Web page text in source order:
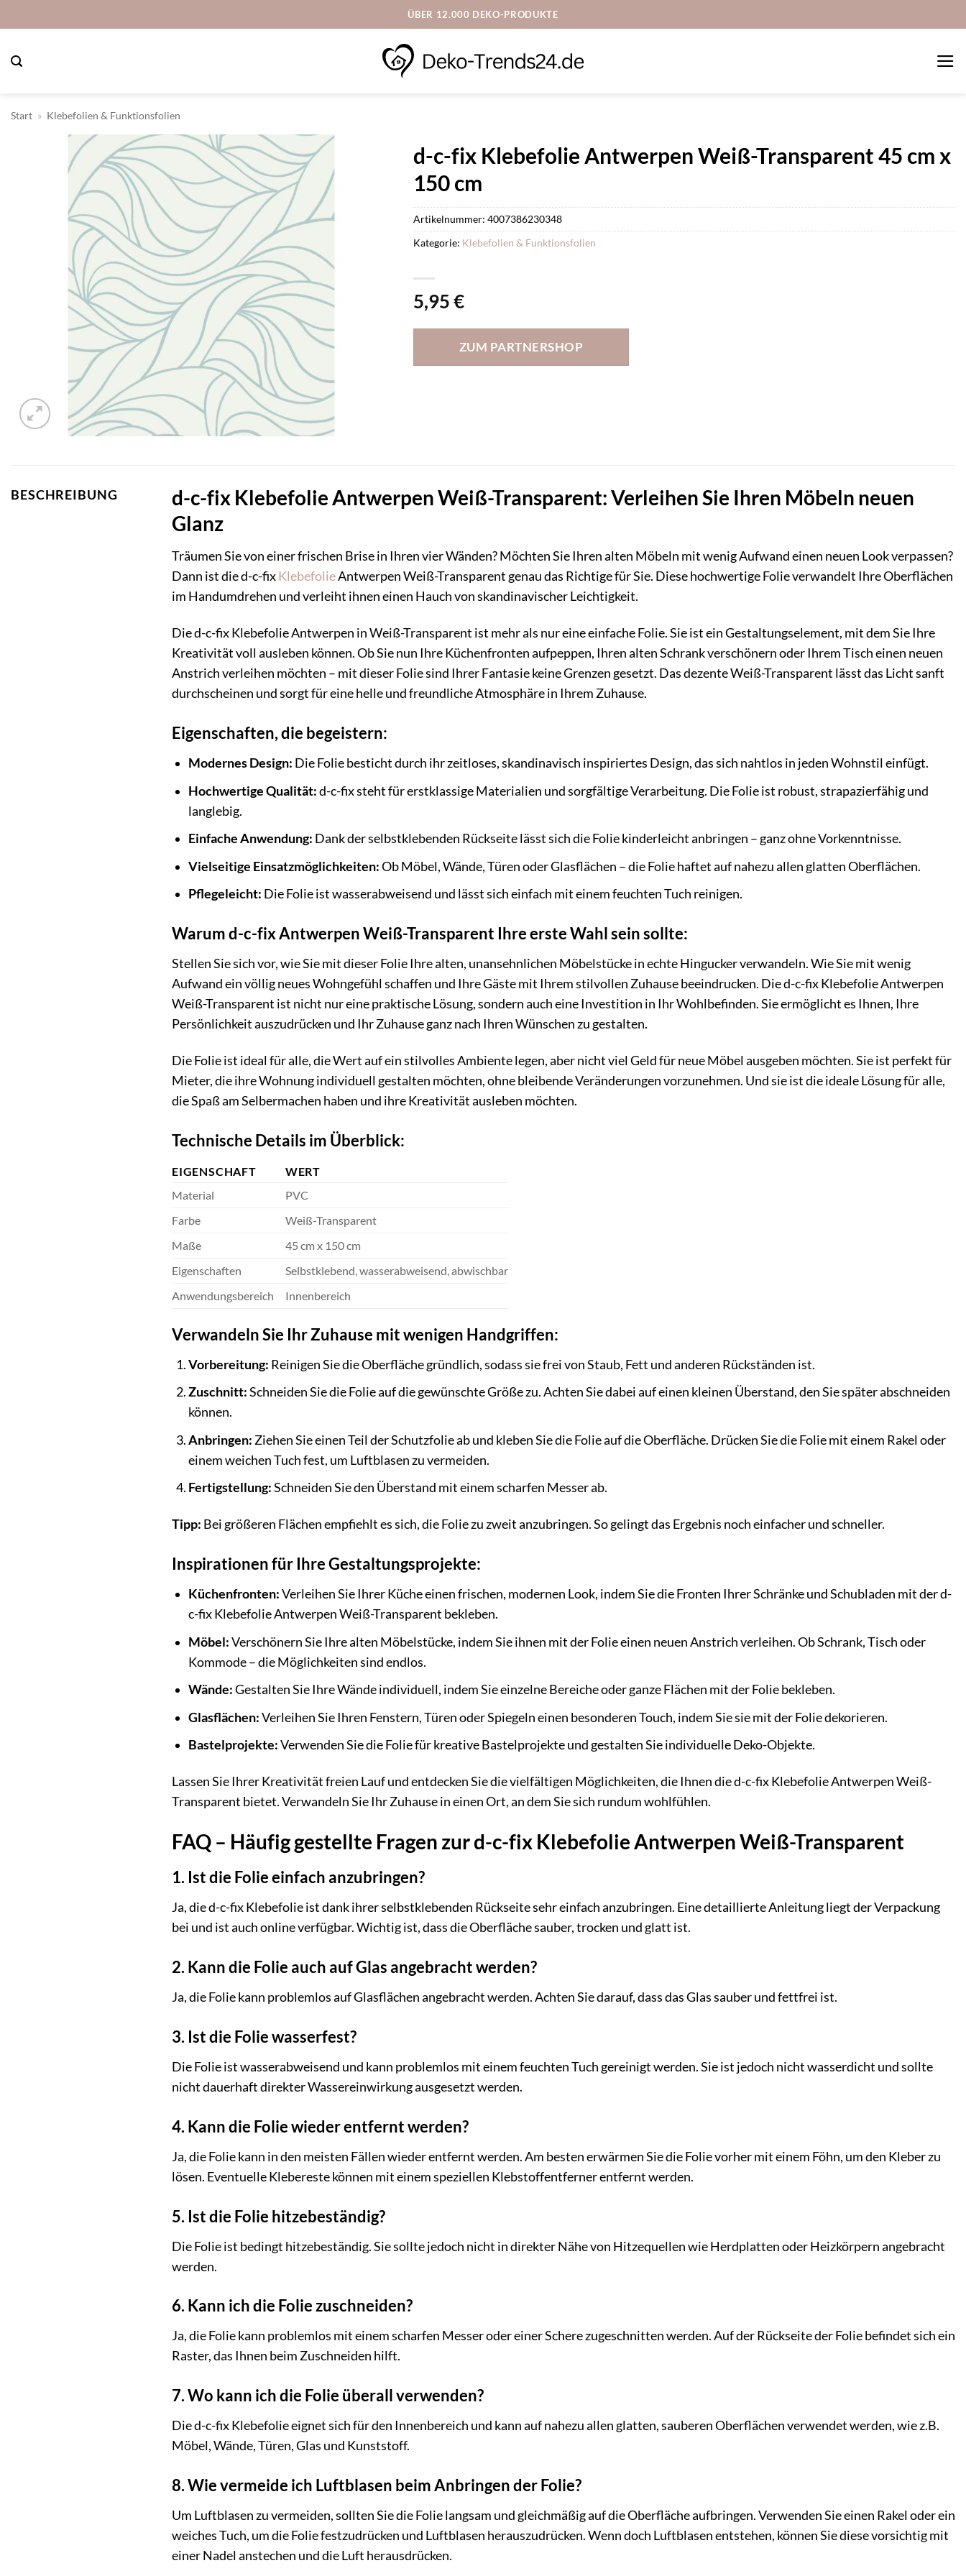
Inhalt
ÜBER 12.000 DEKO-PRODUKTE
Start » Klebefolien & Funktionsfolien
d-c-fix Klebefolie Antwerpen Weiß-Transparent 45 cm x
150 cm
5,95€
ZUM PARTNERSHOP
Artikelnummer: 4007386230348
Kategorie: Klebefolien & Funktionsfolien
BESCHREIBUNG
d-c-fix Klebefolie Antwerpen Weiß-Transparent: Verleihen Sie Ihren Möbeln neuen
Glanz
Träumen Sie von einer frischen Brise in Ihren vier Wänden? Möchten Sie Ihren alten Möbeln mit wenig Aufwand einen neuen Look verpassen?
Dann ist die d-c-fixKlebefolieAntwerpen Weiß-Transparent genau das Richtige für Sie. Diese hochwertige Folie verwandelt Ihre Oberflächen
im Handumdrehen und verleiht ihnen einen Hauch von skandinavischer Leichtigkeit.
Die d-c-fix Klebefolie Antwerpen in Weiß-Transparent ist mehr als nur eine einfache Folie. Sie ist ein Gestaltungselement, mit dem Sie Ihre
Kreativität voll ausleben können. Ob Sie nun Ihre Küchenfronten aufpeppen, Ihren alten Schrank verschönern oder Ihrem Tisch einen neuen
Anstrich verleihen möchten – mit dieser Folie sind Ihrer Fantasie keine Grenzen gesetzt. Das dezente Weiß-Transparent lässt das Licht sanft
durchscheinen und sorgt für eine helle und freundliche Atmosphäre in Ihrem Zuhause.
Eigenschaften, die begeistern:
Modernes Design: Die Folie besticht durch ihr zeitloses, skandinavisch inspiriertes Design, das sich nahtlos in jeden Wohnstil einfügt.
Hochwertige Qualität:d-c-fix steht für erstklassige Materialien und sorgfältige Verarbeitung. Die Folie ist robust, strapazierfähig und
langlebig.
Einfache Anwendung: Dank der selbstklebenden Rückseite lässt sich die Folie kinderleicht anbringen – ganz ohne Vorkenntnisse.
Vielseitige Einsatzmöglichkeiten:Ob Möbel, Wände, Türen oder Glasflächen – die Folie haftet auf nahezu allen glatten Oberflächen.
Pflegeleicht: Die Folie ist wasserabweisend und lässt sich einfach mit einem feuchten Tuch reinigen.
Warum d-c-fix Antwerpen Weiß-Transparent Ihre erste Wahl sein sollte:
Stellen Sie sich vor, wie Sie mit dieser Folie Ihre alten, unansehnlichen Möbelstücke in echte Hingucker verwandeln. Wie Sie mit wenig
Aufwand ein völlig neues Wohngefühl schaffen und Ihre Gäste mit Ihrem stilvollen Zuhause beeindrucken. Die d-c-fix Klebefolie Antwerpen
Weiß-Transparent ist nicht nur eine praktische Lösung, sondern auch eine Investition in Ihr Wohlbefinden. Sie ermöglicht es Ihnen, Ihre
Persönlichkeit auszudrücken und Ihr Zuhause ganz nach Ihren Wünschen zu gestalten.
Die Folie ist ideal für alle, die Wert auf ein stilvolles Ambiente legen, aber nicht viel Geld für neue Möbel ausgeben möchten. Sie ist perfekt für
Mieter, die ihre Wohnung individuell gestalten möchten, ohne bleibende Veränderungen vorzunehmen. Und sie ist die ideale Lösung für alle,
die Spaß am Selbermachen haben und ihre Kreativität ausleben möchten.
Technische Details im Überblick:
EIGENSCHAFT
WERT
Material
PVC
Farbe
Weiß-Transparent
Maße
45 cm x 150 cm
Eigenschaften
Selbstklebend, wasserabweisend, abwischbar
Anwendungsbereich
Innenbereich
Verwandeln Sie Ihr Zuhause mit wenigen Handgriffen:
Vorbereitung: Reinigen Sie die Oberfläche gründlich, sodass sie frei von Staub, Fett und anderen Rückständen ist.
Zuschnitt:Schneiden Sie die Folie auf die gewünschte Größe zu. Achten Sie dabei auf einen kleinen Überstand, den Sie später abschneiden
können.
Anbringen: Ziehen Sie einen Teil der Schutzfolie ab und kleben Sie die Folie auf die Oberfläche. Drücken Sie die Folie mit einem Rakel oder
einem weichen Tuch fest, um Luftblasen zu vermeiden.
Fertigstellung:Schneiden Sie den Überstand mit einem scharfen Messer ab.
Tipp: Bei größeren Flächen empfiehlt es sich, die Folie zu zweit anzubringen. So gelingt das Ergebnis noch einfacher und schneller.
Inspirationen für Ihre Gestaltungsprojekte:
Küchenfronten:Verleihen Sie Ihrer Küche einen frischen, modernen Look, indem Sie die Fronten Ihrer Schränke und Schubladen mit der d-
c-fix Klebefolie Antwerpen Weiß-Transparent bekleben.
Möbel:Verschönern Sie Ihre alten Möbelstücke, indem Sie ihnen mit der Folie einen neuen Anstrich verleihen. Ob Schrank, Tisch oder
Kommode – die Möglichkeiten sind endlos.
Wände:Gestalten Sie Ihre Wände individuell, indem Sie einzelne Bereiche oder ganze Flächen mit der Folie bekleben.
Glasflächen:Verleihen Sie Ihren Fenstern, Türen oder Spiegeln einen besonderen Touch, indem Sie sie mit der Folie dekorieren.
Bastelprojekte:Verwenden Sie die Folie für kreative Bastelprojekte und gestalten Sie individuelle Deko-Objekte.
Lassen Sie Ihrer Kreativität freien Lauf und entdecken Sie die vielfältigen Möglichkeiten, die Ihnen die d-c-fix Klebefolie Antwerpen Weiß-
Transparent bietet. Verwandeln Sie Ihr Zuhause in einen Ort, an dem Sie sich rundum wohlfühlen.
FAQ – Häufig gestellte Fragen zur d-c-fix Klebefolie Antwerpen Weiß-Transparent
1. Ist die Folie einfach anzubringen?
Ja, die d-c-fix Klebefolie ist dank ihrer selbstklebenden Rückseite sehr einfach anzubringen. Eine detaillierte Anleitung liegt der Verpackung
bei und ist auch online verfügbar. Wichtig ist, dass die Oberfläche sauber, trocken und glatt ist.
2. Kann die Folie auch auf Glas angebracht werden?
Ja, die Folie kann problemlos auf Glasflächen angebracht werden. Achten Sie darauf, dass das Glas sauber und fettfrei ist.
3. Ist die Folie wasserfest?
Die Folie ist wasserabweisend und kann problemlos mit einem feuchten Tuch gereinigt werden. Sie ist jedoch nicht wasserdicht und sollte
nicht dauerhaft direkter Wassereinwirkung ausgesetzt werden.
4. Kann die Folie wieder entfernt werden?
Ja, die Folie kann in den meisten Fällen wieder entfernt werden. Am besten erwärmen Sie die Folie vorher mit einem Föhn, um den Kleber zu
lösen. Eventuelle Klebereste können mit einem speziellen Klebstoffentferner entfernt werden.
5. Ist die Folie hitzebeständig?
Die Folie ist bedingt hitzebeständig. Sie sollte jedoch nicht in direkter Nähe von Hitzequellen wie Herdplatten oder Heizkörpern angebracht
werden.
6. Kann ich die Folie zuschneiden?
Ja, die Folie kann problemlos mit einem scharfen Messer oder einer Schere zugeschnitten werden. Auf der Rückseite der Folie befindet sich ein
Raster, das Ihnen beim Zuschneiden hilft.
7. Wo kann ich die Folie überall verwenden?
Die d-c-fix Klebefolie eignet sich für den Innenbereich und kann auf nahezu allen glatten, sauberen Oberflächen verwendet werden, wie z.B.
Möbel, Wände, Türen, Glas und Kunststoff.
8. Wie vermeide ich Luftblasen beim Anbringen der Folie?
Um Luftblasen zu vermeiden, sollten Sie die Folie langsam und gleichmäßig auf die Oberfläche aufbringen. Verwenden Sie einen Rakel oder ein
weiches Tuch, um die Folie festzudrücken und Luftblasen herauszudrücken. Wenn doch Luftblasen entstehen, können Sie diese vorsichtig mit
einer Nadel anstechen und die Luft herausdrücken.